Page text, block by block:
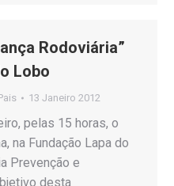
Rodoviária”
Lobo
13 Janeiro 2012
pelas 15 horas, o
na Fundação Lapa do
Prevenção e
desta